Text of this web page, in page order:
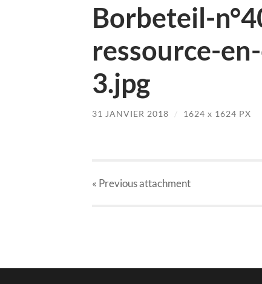
Borbeteil-
ressource-
3.jpg
31 JANVIER 2018 / 1624 x 1624 PX
« Previousattachment